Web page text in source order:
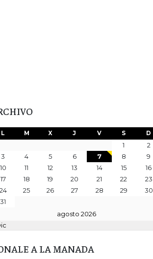
agosto 2026
L M X J V S D
1
2
3
4 5 6 7 8
9
10
11 12 13 14 15
16
17
18 19 20 21 22
23
25 26 27 28 29
30
31
A LA MANADA